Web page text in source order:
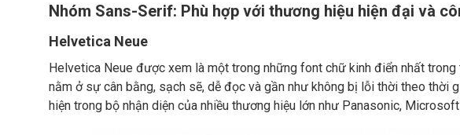
Nhóm Sans-Serif: Phù hợp với thương hiệu hiện đại và
Helvetica Neue
Helvetica Neue được xem là một trong những font chữ kinh điển nhất
nằm ở sự cân bằng, sạch sẽ, dễ đọc và gần như không bị lỗi thời theo thời
hiện trong bộ nhận diện của nhiều thương hiệu lớn như Panasonic,